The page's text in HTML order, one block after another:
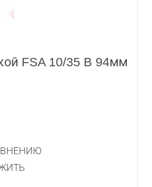
FSA 10/35 B 94мм